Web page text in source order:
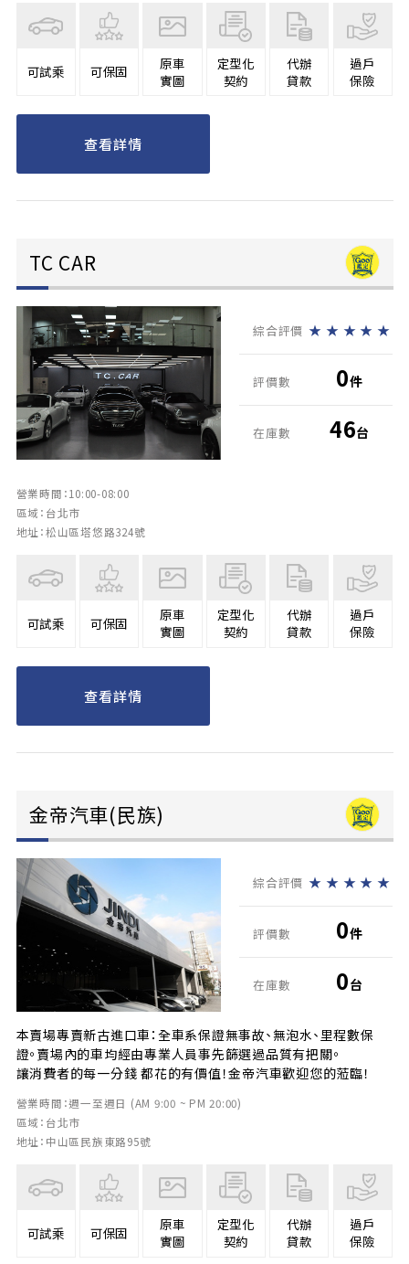
可試乘 可保固
原車
實圖
定型化
契約
代辦
貸款
過戶
保險
查看詳情
TC CAR
營業時間：10:00-08:00
區域：台北市
地址：松山區塔悠路324號
綜合評價 ★ ★ ★ ★ ★
評價數 0件
在庫數 46台
可試乘 可保固
原車
實圖
定型化
契約
代辦
貸款
過戶
保險
查看詳情
金帝汽車(民族)
本賣場專賣新古進口車：全車系保證無事故、無泡水、里程數保
證。賣場內的車均經由專業人員事先篩選過品質有把關。
讓消費者的每一分錢 都花的有價值！金帝汽車歡迎您的蒞臨！
營業時間：週一至週日 (AM 9:00 ~ PM 20:00)
區域：台北市
地址：中山區民族東路95號
綜合評價 ★ ★ ★ ★ ★
評價數 0件
在庫數 0台
可試乘 可保固
原車
實圖
定型化
契約
代辦
貸款
過戶
保險